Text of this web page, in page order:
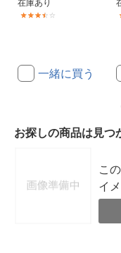
在庫あり
一緒に買う
お探しの商品は見つ
こ
イ